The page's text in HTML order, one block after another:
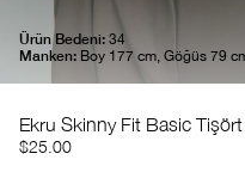
Ürün Bedeni: 34
Manken: Boy 177 cm, Göğüs 79
Ekru Skinny Fit Basic Tişört
$25.00